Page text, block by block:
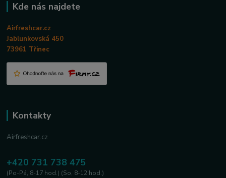
Kde nás najdete
Airfreshcar.cz
Jablunkovská 450
73961 Třinec
Kontakty
Airfreshcar.cz
+420 731 738 475
(Po-Pá, 8-17 hod.) (So, 8-12 hod.)